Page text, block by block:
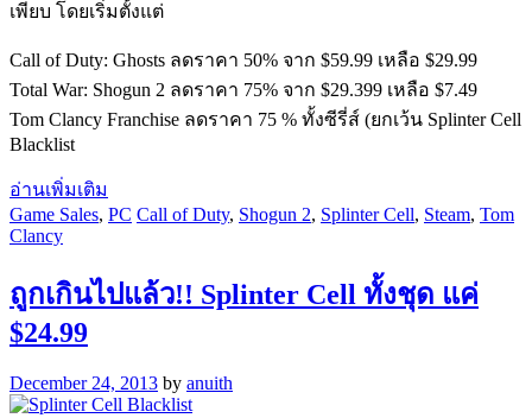
เพียบ โดยเริ่มตั้งแต่
Call of Duty: Ghosts ลดราคา 50% จาก $59.99 เหลือ $29.99
Total War: Shogun 2 ลดราคา 75% จาก $29.399 เหลือ $7.49
Tom Clancy Franchise ลดราคา 75 % ทั้งซีรี่ส์ (ยกเว้น Splinter Cell
Blacklist
อ่านเพิ่มเติม
Game Sales, PC Call of Duty, Shogun 2, Splinter Cell, Steam, Tom
Clancy
ถูกเกินไปแล้ว!! Splinter Cell ทั้งชุด แค่
$24.99
December 24, 2013 by anuith